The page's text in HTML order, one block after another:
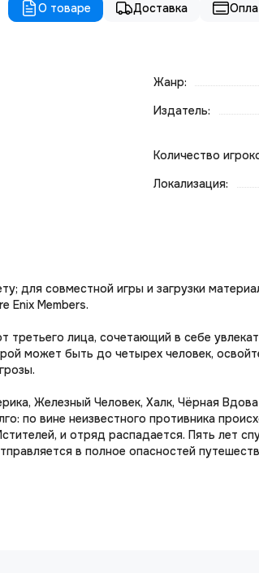
О товаре Доставка
Жанр:
Издатель:
Количество
Локализация:
для совместной игры и загрузки
Enix Members.
третьего лица, сочетающий в себе
может быть до четырех человек,
Железный Человек, Халк, Чёрная
по вине неизвестного противника
и отряд распадается. Пять лет
в полное опасностей